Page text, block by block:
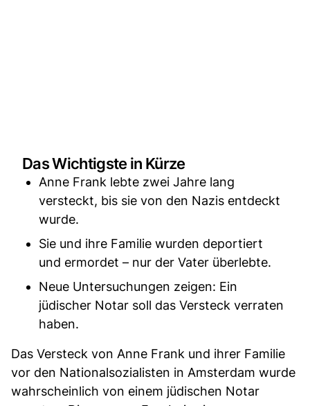
Das Wichtigste in Kürze
Anne Frank lebte zwei Jahre lang
versteckt, bis sie von den Nazis entdeckt
wurde.
Sie und ihre Familie wurden deportiert
und ermordet – nur der Vater überlebte.
Neue Untersuchungen zeigen: Ein
jüdischer Notar soll das Versteck verraten
haben.
Das Versteck von Anne Frank und ihrer Familie
vor den Nationalsozialisten in Amsterdam wurde
wahrscheinlich von einem jüdischen Notar